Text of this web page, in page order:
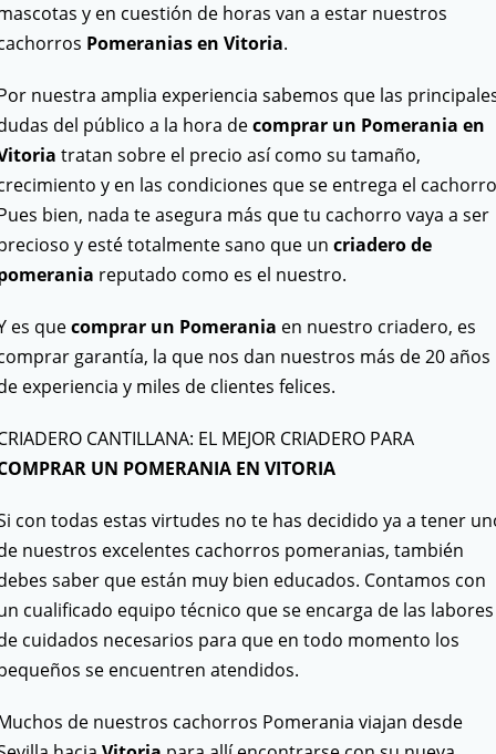
y en cuestión de horas van a estar nuestros
Pomeranias en Vitoria.
nuestra amplia experiencia sabemos que las
del público a la hora decomprar un Pomerania en
tratan sobre el precio así como su tamaño,
y en las condiciones que se entrega el
bien, nada te asegura más que tu cachorro vaya a ser
y esté totalmente sano que un criadero de
reputado como es el nuestro.
es quecomprar un Pomerania en nuestro criadero, es
garantía, la que nos dan nuestros más de 20 años
experiencia y miles de clientes felices.
CANTILLANA: EL MEJOR CRIADERO PARA
UN POMERANIA EN VITORIA
con todas estas virtudes no te has decidido ya a tener
nuestros excelentes cachorros pomeranias, también
saber que están muy bien educados. Contamos con
cualificado equipo técnico que se encarga de las labores
cuidados necesarios para que en todo momento los
se encuentren atendidos.
de nuestros cachorros Pomerania viajan desde